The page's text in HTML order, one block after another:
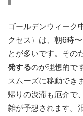
ゴールデンウィーク
クセス）は、朝6時
とが多いです。その
発するのが理想的で
スムーズに移動でき
帰りの渋滞も厄介で
雑が予想されます。